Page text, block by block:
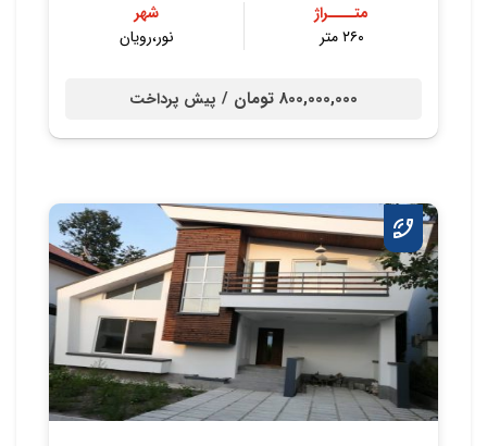
متــــراژ
۲۶۰ متر
شهر
نور،رویان
800,000,000 تومان / پیش پرداخت